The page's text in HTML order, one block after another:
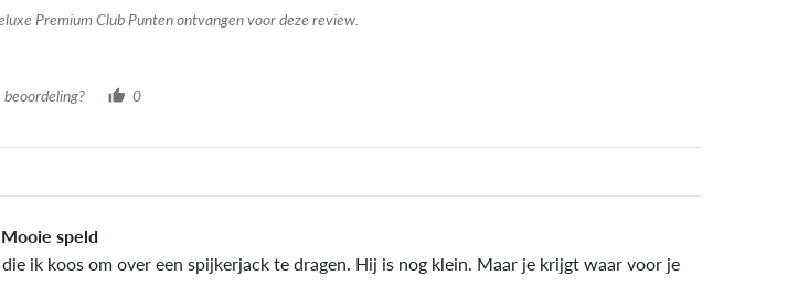
Premium Club Punten ontvangen voor deze review.
beoordeling? 0
Mooie speld
ik koos om over een spijkerjack te dragen. Hij is nog klein. Maar je krijgt waar voor je